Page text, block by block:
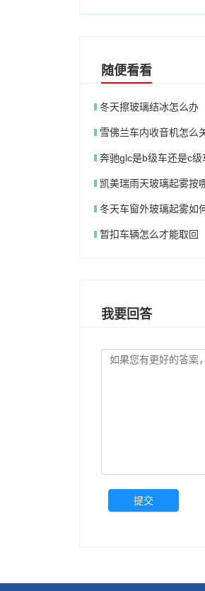
随便看看
冬天擦玻璃结冰怎么办
雪佛兰车内收音机怎么
奔驰glc是b级车还是c级
凯美瑞雨天玻璃起雾按
冬天车窗外玻璃起雾如
暂扣车辆怎么才能取回
我要回答
提交